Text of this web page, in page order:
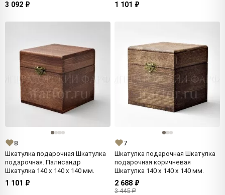
3 092 ₽ 1 101 ₽
8
Шкатулка подарочная Шкатулка
подарочная. Палисандр
Шкатулка 140 x 140 x 140 мм.
1 101 ₽
7
Шкатулка подарочная Шкатулка
подарочная коричневая
Шкатулка 140 x 140 x 140 мм.
2 688 ₽
3 445 ₽